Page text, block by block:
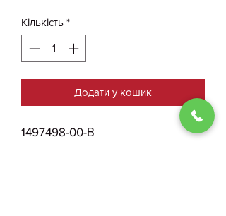
Кількість *
Додати у кошик
1497498-00-В